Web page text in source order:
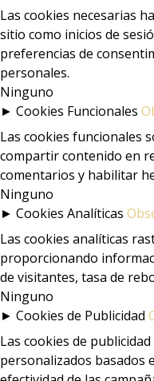
Las cookies necesarias
sitio como inicios de
preferencias de
personales.
Ninguno
► Cookies Funcionales
Las cookies funcionales
compartir contenido en
comentarios y habilitar
Ninguno
► Cookies Analíticas
Las cookies analíticas
proporcionando
de visitantes, tasa de
Ninguno
► Cookies de Publicidad
Las cookies de
personalizados basados